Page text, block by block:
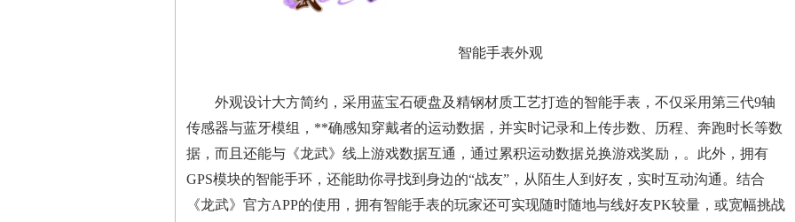
智能手表外观
外观设计大方简约，采用蓝宝石硬盘及精钢材质工艺打造的智能手表，不仅采用第三代9轴
传感器与蓝牙模组，**确感知穿戴者的运动数据，并实时记录和上传步数、历程、奔跑时长等数
据，而且还能与《龙武》线上游戏数据互通，通过累积运动数据兑换游戏奖励，。此外，拥有
GPS模块的智能手环，还能助你寻找到身边的“战友”，从陌生人到好友，实时互动沟通。结合
《龙武》官方APP的使用，拥有智能手表的玩家还可实现随时随地与线好友PK较量，或宽幅挑战